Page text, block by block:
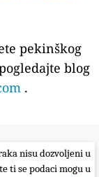
pekinškog
blog
.
nisu dozvoljeni u
ti se podaci mogu u